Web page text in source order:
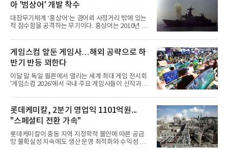
아 '범상어' 개발 착수
대잠무기체계 ‘홍상어’는 경어뢰 사정거리 밖에 있는
적 잠수함을 공격하는 무기이다. 홍상어는 2010년 넥
이뤄졌다. 이후 2012년 한국형 구축함(KDX-1) 이상
의 함정에 실전 배치됐다.그해 7월 해군은 동해상에서
성능 검증을 위해 홍상어 시험발사를 실시했다. 이때
홍상어가 목표 지점에서 입수한 후 표적을 타격하지
못하고 물속에서 멈춰버리는 예상 밖의 일이 벌어졌
다. 2차 품질확인 사격 시험에서도 만족스러운 결과를
얻지 못했다. 완벽한 신뢰성 확보를 위해 LIG넥스원은
분야를
게임스컴 앞둔 게임사…해외 공략으로 하
반기 반등 꾀한다
이달 말 독일 쾰른에서 열리는 세계 최대 게임 전시회
'게임스컴 2026'에서 국내 주요 게임사들이 신작과 글
체별로 엇갈린 가운데 하반기 신작 흥행과 해외 시장
성과가 실적을 좌우할 핵심 변수로 떠오르고 있다.8일
업계에 따르면 올해 상반기 게임업계는 기업별 성적
표가 크게 갈렸다. 대표적으로 크래프톤은 'PUBG: 배
틀그라운드'의 안정적인 성장에 힘입어 상반기 연결
기준 매출 2조6616억원, 영업이익 9725억원으로 역
대 최대 실적을 기록했다. 엔씨도 올해 출시한 '아이온
롯데케미칼, 2분기 영업익 1101억원...
"스페셜티 전환 가속"
롯데케미칼이 중동 지역 지정학적 불안에 따른 공급
망 불확실성 지속에도 생산 운영 최적화와 수익성 중